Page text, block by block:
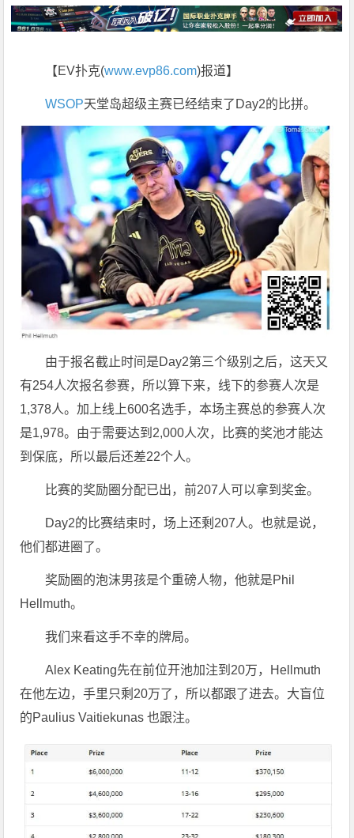
【EV扑克(www.evp86.com)报道】
WSOP天堂岛超级主赛已经结束了Day2的比拼。
由于报名截止时间是Day2第三个级别之后，这天又
有254人次报名参赛，所以算下来，线下的参赛人次是
1,378人。加上线上600名选手，本场主赛总的参赛人次
是1,978。由于需要达到2,000人次，比赛的奖池才能达
到保底，所以最后还差22个人。
比赛的奖励圈分配已出，前207人可以拿到奖金。
Day2的比赛结束时，场上还剩207人。也就是说，
他们都进圈了。
奖励圈的泡沫男孩是个重磅人物，他就是Phil
Hellmuth。
我们来看这手不幸的牌局。
Alex Keating先在前位开池加注到20万，Hellmuth
在他左边，手里只剩20万了，所以都跟了进去。大盲位
的Paulius Vaitiekunas 也跟注。